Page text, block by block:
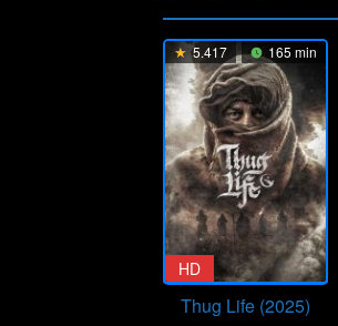
5.417 165 min
HD
Thug Life (2025)